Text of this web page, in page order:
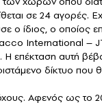
σε 24 αγορές.
ο ίδιος, ο οποίος
International –
επέκταση αυτή
δίκτυο
Αφενός ως